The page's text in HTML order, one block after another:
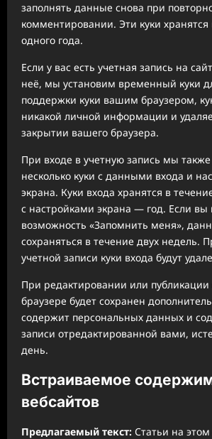
заполнять данные снова при
комментировании. Эти куки хранятся
одного года.
Если у вас есть учетная запись на
неё, мы установим временный куки
поддержки куки вашим браузером,
никакой личной информации и
закрытии вашего браузера.
При входе в учетную запись мы
несколько куки с данными входа и
экрана. Куки входа хранятся в
с настройками экрана — год. Если вы
возможность «Запомнить меня»,
сохраняться в течение двух недель.
учетной записи куки входа будут
При редактировании или публикации
браузере будет сохранен
содержит персональных данных и
записи отредактированной вами,
день.
Встраиваемое
вебсайтов
Предлагаемый текст: Статьи на этом